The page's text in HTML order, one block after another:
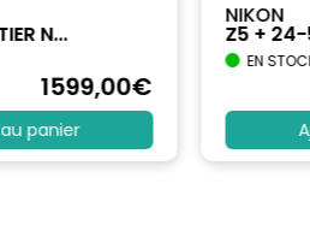
N...
1599,00€
panier
NIKON
Z5 +
EN